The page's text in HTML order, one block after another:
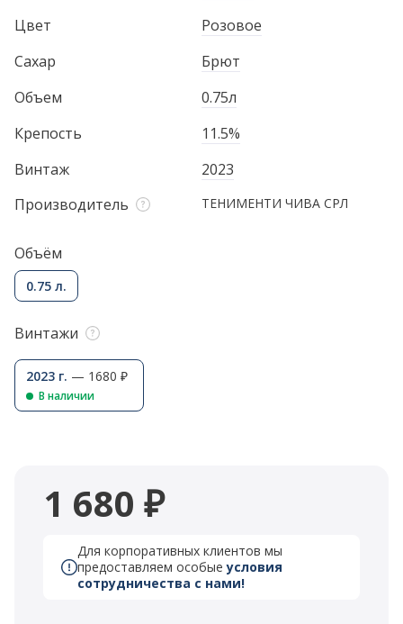
Цвет
Розовое
Сахар
Брют
Объем
0.75л
Крепость
11.5%
Винтаж
2023
Производитель
ТЕНИМЕНТИ ЧИВА CРЛ
Объём
0.75 л.
Винтажи
2023 г. — 1680 ₽
В наличии
1 680 ₽
Для корпоративных клиентов мы
предоставляем особыеусловия
сотрудничества с нами!